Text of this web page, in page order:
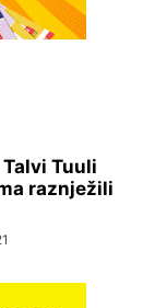
Tuuli
raznježili